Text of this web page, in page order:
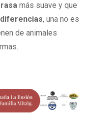
más suave y que
diferencias, una no es
de animales